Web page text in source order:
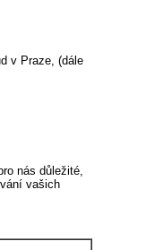
v Praze, (dále
nás důležité,
vašich